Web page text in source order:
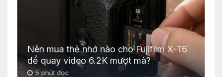
Nên mua thẻ nhớ nào cho Fujifilm X-T6
để quay video 6.2K mượt mà?
5 phút đọc